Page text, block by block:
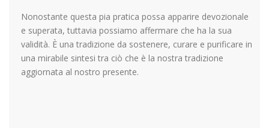
Nonostante questa pia pratica possa apparire devozionale
e superata, tuttavia possiamo affermare che ha la sua
validità. È una tradizione da sostenere, curare e purificare in
una mirabile sintesi tra ciò che è la nostra tradizione
aggiornata al nostro presente.